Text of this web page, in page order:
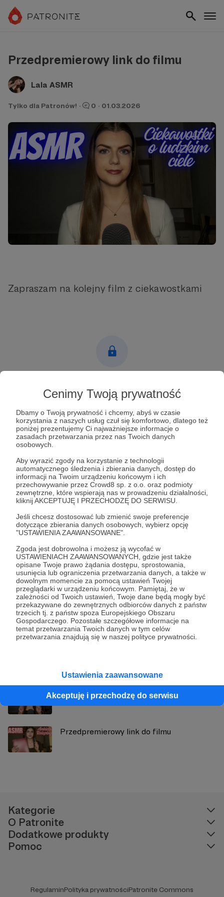
Cenimy Twoją prywatność
Dbamy o Twoją prywatność i chcemy, abyś w czasie
korzystania z naszych usług czuł się komfortowo, dlatego też
poniżej prezentujemy Ci najważniejsze informacje o
zasadach przetwarzania przez nas Twoich danych
osobowych.
Aby wyrazić zgody na korzystanie z technologii
automatycznego śledzenia i zbierania danych, dostęp do
informacji na Twoim urządzeniu końcowym i ich
przechowywanie przez Crowd8 sp. z o.o. oraz podmioty
zewnętrzne, które wspierają nas w prowadzeniu działalności,
kliknij AKCEPTUJĘ I PRZECHODZĘ DO SERWISU.
Jeśli chcesz dostosować lub zmienić swoje preferencje
dotyczące zbierania danych osobowych, wybierz opcję
"USTAWIENIA ZAAWANSOWANE".
Zgoda jest dobrowolna i możesz ją wycofać w
USTAWIENIACH ZAAWANSOWANYCH, gdzie jest także
opisane Twoje prawo żądania dostępu, sprostowania,
usunięcia lub ograniczenia przetwarzania danych, a także w
dowolnym momencie za pomocą ustawień Twojej
przeglądarki w urządzeniu końcowym. Pamiętaj, że w
zależności od Twoich ustawień, Twoje dane będą mogły być
przekazywane do zewnętrznych odbiorców danych z państw
trzecich tj. z państw spoza Europejskiego Obszaru
Gospodarczego. Pozostałe szczegółowe informacje na
temat przetwarzania Twoich danych w tym celów
przetwarzania znajdują się w naszej polityce prywatności.
Ustawienia zaawansowane
Akceptuję i przechodzę do serwisu
Przedpremierowy link do filmu
Lala ASMR
Tylko dla Patronów! · 0 · 01.03.2026
Zapraszam na kolejny film z ciekawostkami
Aby zobaczyć ten materiał musisz być zalogowany
Zostań Patronem
Udostępnij
Lala ASMR
Zobacz profil autora
Zobacz również
Przedpremierowy link do filmu
Przedpremierowy link do filmu
Kategorie
O Patronite
Dodatkowe produkty
Pomoc
RegulaminPolityka prywatnościPatronite Commons